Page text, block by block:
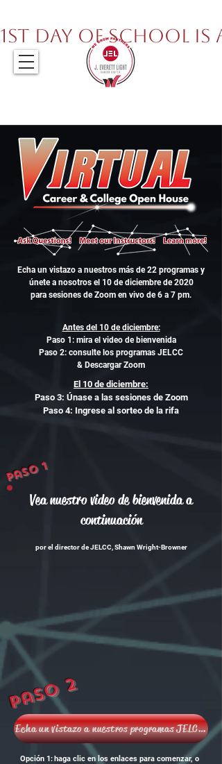
1st Day of School is
Echa un vistazo a nuestros más de 22 programas y
únete a nosotros el 10 de diciembre de 2020
para sesiones de Zoom en vivo de 6 a 7 pm.
Antes del 10 de diciembre:
Paso 1: mira el video de bienvenida
Paso 2: consulte los programas JELCC
& Descargar Zoom
El 10 de diciembre:
Paso 3: Únase a las sesiones de Zoom
Paso 4: Ingrese al sorteo de la rifa
Paso 1
Vea nuestro video de bienvenida a
continuación
por el director de JELCC, Shawn Wright-Browner
Paso 2
Echa un vistazo a nuestros programas JELCC para
Opción 1:haga clic en los enlaces para comenzar, o